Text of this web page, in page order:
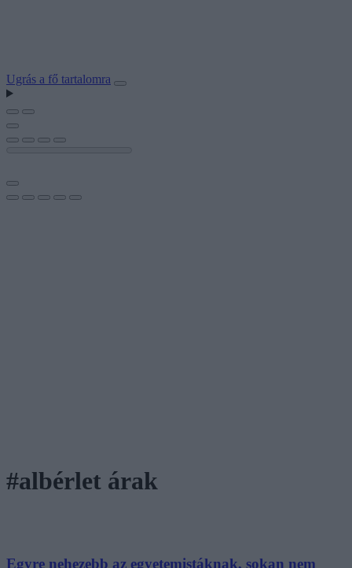
Ugrás a fő tartalomra
#albérlet árak
Egyre nehezebb az egyetemistáknak, sokan nem